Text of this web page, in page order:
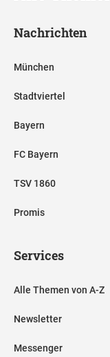
Nachrichten
München
Stadtviertel
Bayern
FC Bayern
TSV 1860
Promis
Services
Alle Themen von A-Z
Newsletter
Messenger